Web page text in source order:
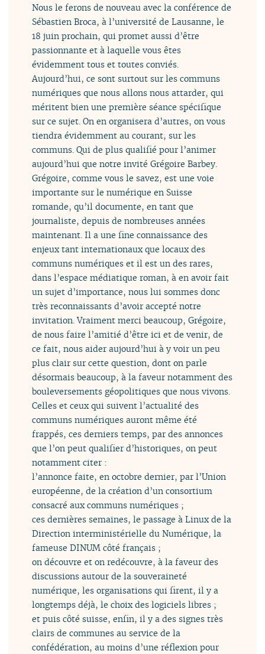
Nous le ferons de nouveau avec la conférence de
Sébastien Broca, à l’université de Lausanne, le
18 juin prochain, qui promet aussi d’être
passionnante et à laquelle vous êtes
évidemment tous et toutes conviés.
Aujourd’hui, ce sont surtout sur les communs
numériques que nous allons nous attarder, qui
méritent bien une première séance spécifique
sur ce sujet. On en organisera d’autres, on vous
tiendra évidemment au courant, sur les
communs. Qui de plus qualifié pour l’animer
aujourd’hui que notre invité Grégoire Barbey.
Grégoire, comme vous le savez, est une voie
importante sur le numérique en Suisse
romande, qu’il documente, en tant que
journaliste, depuis de nombreuses années
maintenant. Il a une fine connaissance des
enjeux tant internationaux que locaux des
communs numériques et il est un des rares,
dans l’espace médiatique roman, à en avoir fait
un sujet d’importance, nous lui sommes donc
très reconnaissants d’avoir accepté notre
invitation. Vraiment merci beaucoup, Grégoire,
de nous faire l’amitié d’être ici et de venir, de
ce fait, nous aider aujourd’hui à y voir un peu
plus clair sur cette question, dont on parle
désormais beaucoup, à la faveur notamment des
bouleversements géopolitiques que nous vivons.
Celles et ceux qui suivent l’actualité des
communs numériques auront même été
frappés, ces derniers temps, par des annonces
que l’on peut qualifier d’historiques, on peut
notamment citer :
l’annonce faite, en octobre dernier, par l’Union
européenne, de la création d’un consortium
consacré aux communs numériques ;
ces dernières semaines, le passage à Linux de la
Direction interministérielle du Numérique, la
fameuse DINUM côté français ;
on découvre et on redécouvre, à la faveur des
discussions autour de la souveraineté
numérique, les organisations qui firent, il y a
longtemps déjà, le choix des logiciels libres ;
et puis côté suisse, enfin, il y a des signes très
clairs de communes au service de la
confédération, au moins d’une réflexion pour